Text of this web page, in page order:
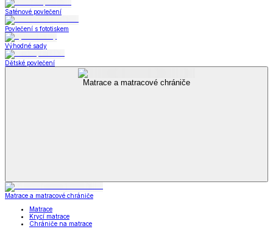
Saténové povlečení
Povlečení s fototiskem
Výhodné sady
Dětské povlečení
Matrace a matracové chrániče
Matrace a matracové chrániče
Matrace
Krycí matrace
Chrániče na matrace